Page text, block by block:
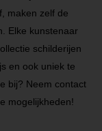
maken zelf de
Elke kunstenaar
schilderijen
en ook uniek te
bij? Neem contact
mogelijkheden!